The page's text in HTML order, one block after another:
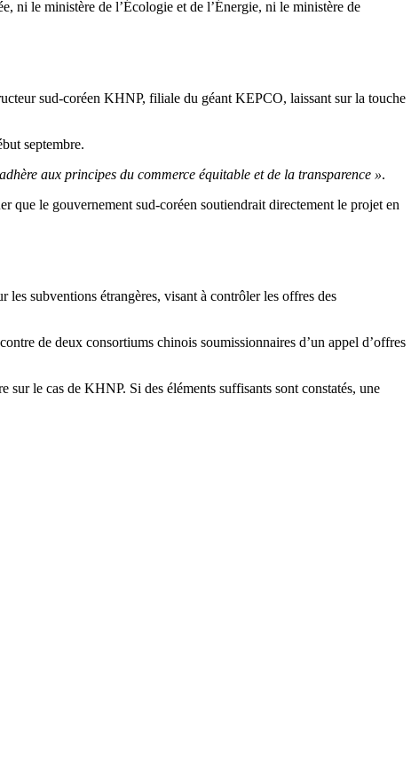
ni le ministère de l’Écologie et de l’Énergie, ni le ministère de
sud-coréen KHNP, filiale du géant KEPCO, laissant sur la touche
septembre.
aux principes du commerce équitable et de la transparence ».
que le gouvernement sud-coréen soutiendrait directement le projet en
subventions étrangères, visant à contrôler les offres des
de deux consortiums chinois soumissionnaires d’un appel d’offres
le cas de KHNP. Si des éléments suffisants sont constatés, une